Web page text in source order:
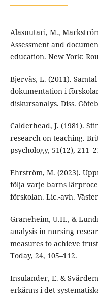
Alasuutari, M.,
Assessment and
education. New York:
Bjervås, L. (2011).
dokumentation i
diskursanalys. Diss.
Calderhead, J. (1981).
research on teaching.
psychology, 51(12),
Ehrström, M. (2023).
följa varje barns
förskolan. Lic.-avh.
Graneheim, U.H., &
analysis in nursing
measures to achieve
Today, 24, 105–112.
Insulander, E. &
erkänns i det